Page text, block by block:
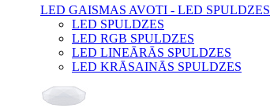
LED GAISMAS AVOTI - LED SPULDZES
LED SPULDZES
LED RGB SPULDZES
LED LINEĀRĀS SPULDZES
LED KRĀSAINĀS SPULDZES